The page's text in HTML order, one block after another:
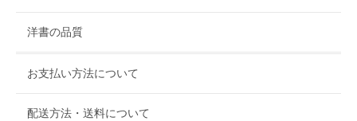
洋書の品質
お支払い方法について
配送方法・送料について